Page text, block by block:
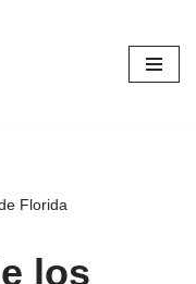
Florida
los